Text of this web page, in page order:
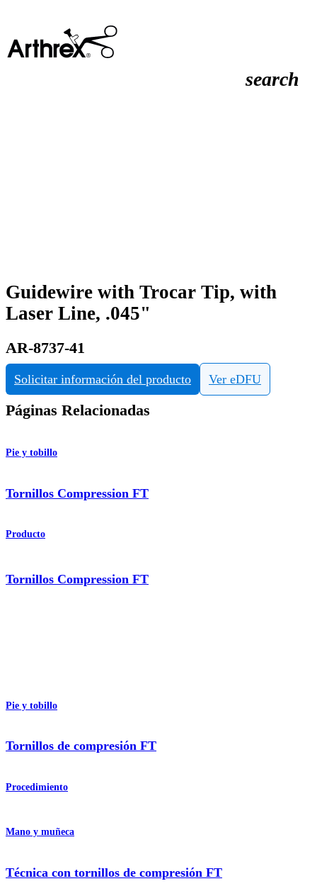
search
Guidewire with Trocar Tip, with
Laser Line, .045"
AR-8737-41
Solicitar información del producto Ver eDFU
Páginas Relacionadas
Pie y tobillo
Tornillos Compression FT
Producto
Tornillos Compression FT
Pie y tobillo
Tornillos de compresión FT
Procedimiento
Mano y muñeca
Técnica con tornillos de compresión FT